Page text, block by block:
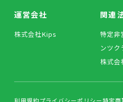
運営会社
株式会社Kips
関連
特定非
ンツク
株式会